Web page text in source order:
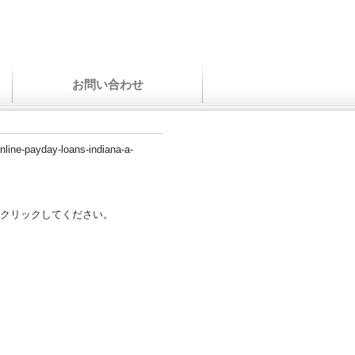
お問い合わせ
payday-loans-indiana-a-
リックしてください。